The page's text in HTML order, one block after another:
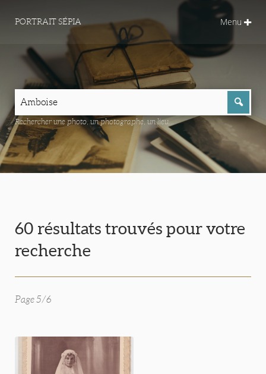
PORTRAIT SÉPIA Menu
Rechercher une photo, un photographe, un lieu...
60 résultats trouvés pour votre
recherche
Page 5/6